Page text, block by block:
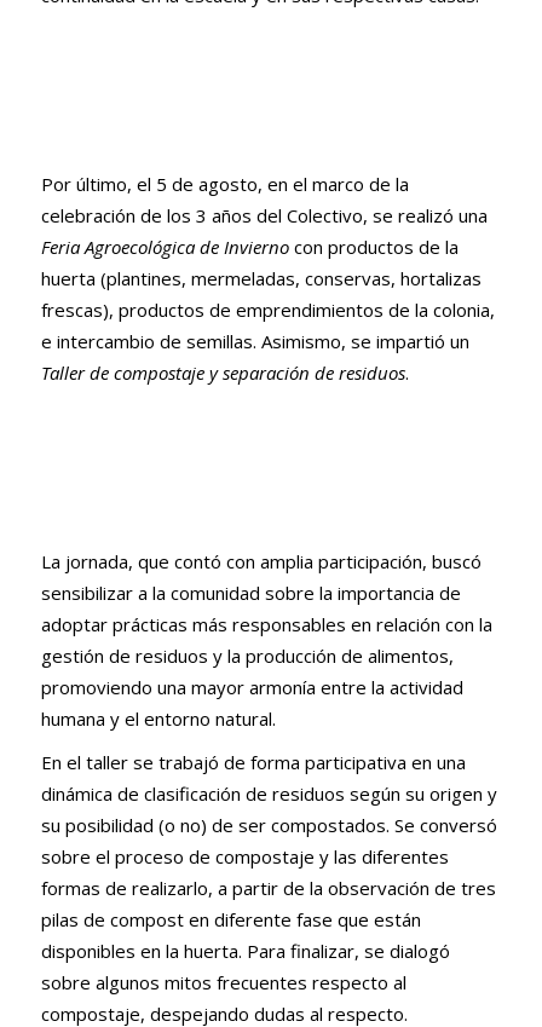
Por último, el 5 de agosto, en el marco de la
celebración de los 3 años del Colectivo, se realizó una
Feria Agroecológica de Inviernocon productos de la
huerta (plantines, mermeladas, conservas, hortalizas
frescas), productos de emprendimientos de la colonia,
e intercambio de semillas. Asimismo, se impartió un
Taller de compostaje y separación de residuos.
La jornada, que contó con amplia participación, buscó
sensibilizar a la comunidad sobre la importancia de
adoptar prácticas más responsables en relación con la
gestión de residuos y la producción de alimentos,
promoviendo una mayor armonía entre la actividad
humana y el entorno natural.
En el taller se trabajó de forma participativa en una
dinámica de clasificación de residuos según su origen y
su posibilidad (o no) de ser compostados. Se conversó
sobre el proceso de compostaje y las diferentes
formas de realizarlo, a partir de la observación de tres
pilas de compost en diferente fase que están
disponibles en la huerta. Para finalizar, se dialogó
sobre algunos mitos frecuentes respecto al
compostaje, despejando dudas al respecto.